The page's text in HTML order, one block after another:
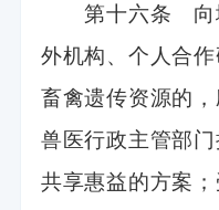
第十六条 向境
外机构、个人合
畜禽遗传资源的
兽医行政主管部
共享惠益的方案